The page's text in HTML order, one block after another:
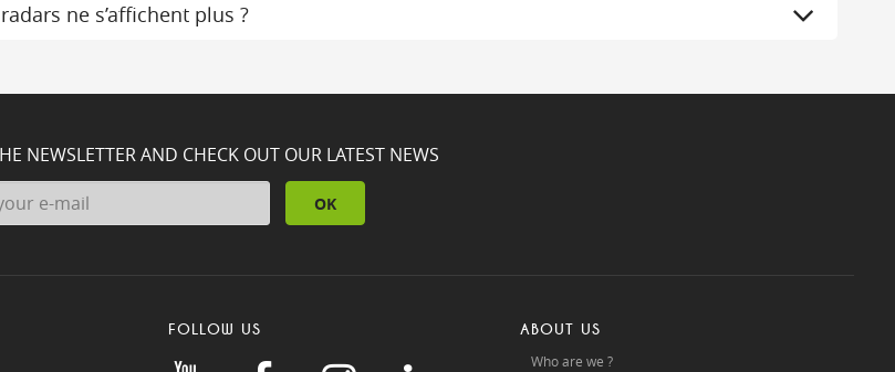
ne s’affichent plus ?
NEWSLETTER AND CHECK OUT OUR LATEST NEWS
OK
FOLLOW US ABOUT US
Who are we ?